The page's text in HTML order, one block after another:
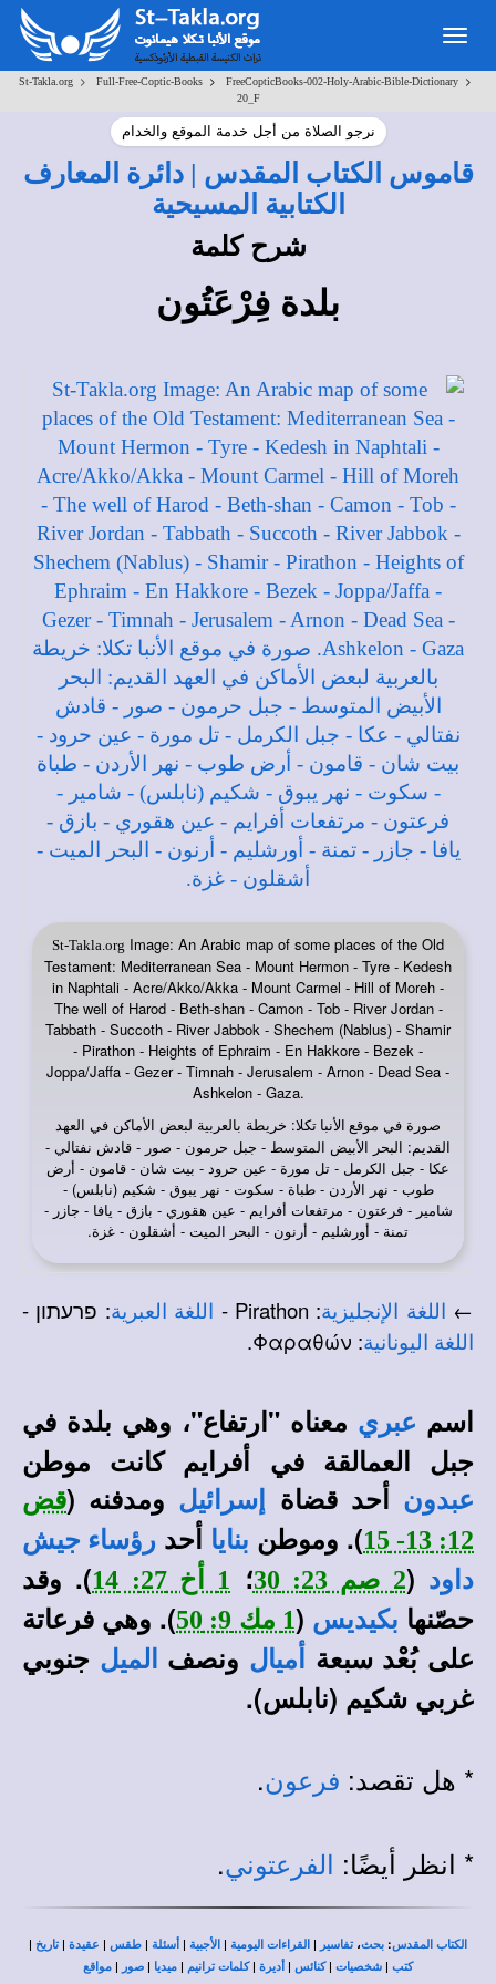
Toggle
navigation
St-Takla.org> Full-Free-Coptic-Books> FreeCopticBooks-002-Holy-Arabic-Bible-Dictionary>
20_F
نرجو الصلاة من أجل خدمة الموقع والخدام
قاموس الكتاب المقدس | دائرة المعارف
الكتابية المسيحية
شرح كلمة
بلدة فِرْعَتُون
St-Takla.org Image: An Arabic map of some places of the Old
Testament: Mediterranean Sea - Mount Hermon - Tyre - Kedesh
in Naphtali - Acre/Akko/Akka - Mount Carmel - Hill of Moreh -
The well of Harod - Beth-shan - Camon - Tob - River Jordan -
Tabbath - Succoth - River Jabbok - Shechem (Nablus) - Shamir
- Pirathon - Heights of Ephraim - En Hakkore - Bezek -
Joppa/Jaffa - Gezer - Timnah - Jerusalem - Arnon - Dead Sea -
Ashkelon - Gaza.
صورة في موقع الأنبا تكلا: خريطة بالعربية لبعض الأماكن في العهد
القديم: البحر الأبيض المتوسط - جبل حرمون - صور - قادش نفتالي -
عكا - جبل الكرمل - تل مورة - عين حرود - بيت شان - قامون - أرض
طوب - نهر الأردن - طباة - سكوت - نهر يبوق - شكيم (نابلس) -
شامير - فرعتون - مرتفعات أفرايم - عين هقوري - بازق - يافا - جازر -
تمنة - أورشليم - أرنون - البحر الميت - أشقلون - غزة.
← اللغة الإنجليزية: Pirathon - اللغة العبرية: פרעתון -
اللغة اليونانية: Φαραθών.
اسم عبري معناه "ارتفاع"، وهي بلدة في
جبل العمالقة في أفرايم كانت موطن
عبدون أحد قضاة إسرائيل ومدفنه (قض
12: 13- 15
). وموطن بنايا أحد رؤساء جيش
داود (2 صم 23: 30 ؛ 1 أخ 27: 14
). وقد
حصّنها بكيديس (1 مك 9: 50
). وهي فرعاتة
على بُعْد سبعة
أميال ونصف الميل جنوبي
غربي شكيم (نابلس).
* هل تقصد: فرعون.
* انظر أيضًا: الفرعتوني.
الكتاب المقدس: بحث،تفاسير | القراءات اليومية | الأجبية | أسئلة | طقس | عقيدة |تاريخ |
كتب | شخصيات |كنائس | أديرة |كلمات ترانيم | ميديا | صور | مواقع